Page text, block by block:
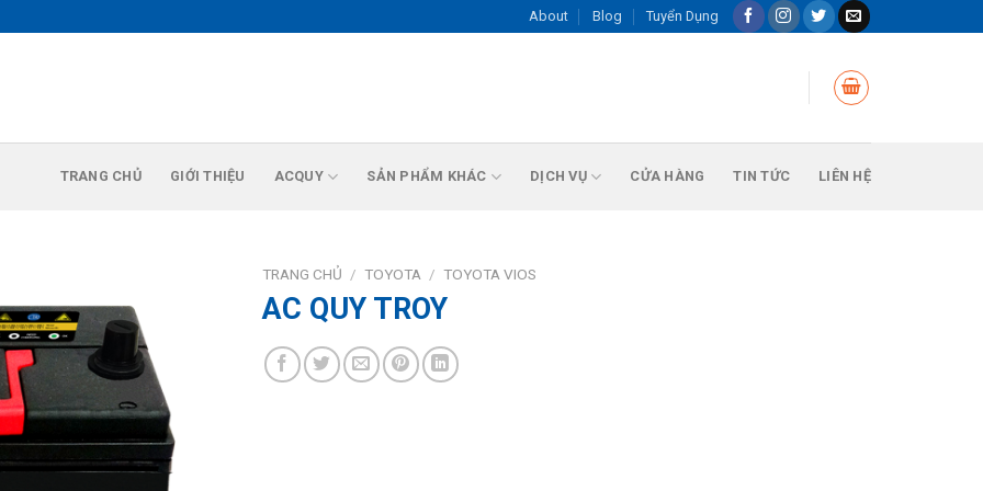
About Blog Tuyển Dụng
TRANG CHỦ GIỚI THIỆU ACQUY SẢN PHẨM KHÁC DỊCH VỤ CỬA HÀNG TIN TỨC LIÊN HỆ
TRANG CHỦ / TOYOTA / TOYOTA VIOS
AC QUY TROY